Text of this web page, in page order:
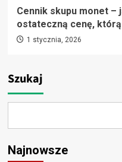
Cennik skupu monet –
ostateczną cenę,
1 stycznia, 2026
Szukaj
Najnowsze